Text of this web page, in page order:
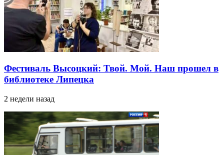
Фестиваль Высоцкий: Твой. Мой. Наш прошел в
библиотеке Липецка
2 недели назад